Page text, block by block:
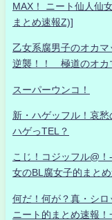
MAX！ ニート仙人仙
まとめ速報Z)]
乙女系腐男子のオカ
逆襲！！ 極道のオカ
スーパーウンコ！
新・ハゲッフル！哀
ハゲっTEL？
こじ！コジッフル@
女のBL腐女子的まと
何だ！何が？真・シ
ニート的まとめ速報！